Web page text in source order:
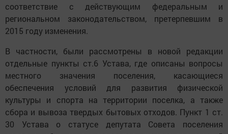
соответствие с действующим федеральным и
региональном законодательством, претерпевшим в
2015 году изменения.
В частности, были рассмотрены в новой редакции
отдельные пункты ст.6 Устава, где описаны вопросы
местного значения поселения, касающиеся
обеспечения условий для развития физической
культуры и спорта на территории поселка, а также
сбора и вывоза твердых бытовых отходов. Пункт 1 ст.
30 Устава о статусе депутата Совета поселения